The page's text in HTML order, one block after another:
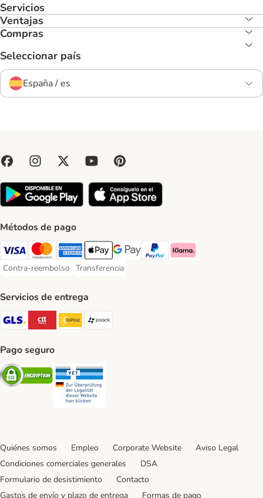
Servicios
Ventajas
Compras
Seleccionar país
España / es
Métodos de pago
Visa Payment Method
Mastercard Payment Method
American Express Payment Method
Apple Pay Payment Method
Google Pay Payment Method
PayPal Payment Method
Klarna Payment Method
Contra-reembolso
Contra-reembolso Payment Method
Transferencia
Transferencia Payment Method
Servicios de entrega
GLS Shipping Method
CTTExpress Shipping Method
InPost Shipping Method
paack Shipping Method
Pago seguro
Security
Quiénes somos Empleo Corporate Website
Aviso Legal
Condiciones comerciales generales
DSA
Formulario de desistimiento
Contacto
Gastos de envío y plazo de entrega
Formas de pago